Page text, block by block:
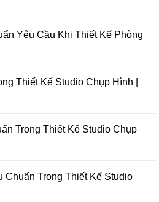
Yêu Cầu Khi Thiết Kế Phòng
Thiết Kế Studio Chụp Hình |
Trong Thiết Kế Studio Chụp
Chuẩn Trong Thiết Kế Studio